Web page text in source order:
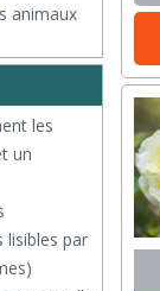
animaux
les
un
lisibles par